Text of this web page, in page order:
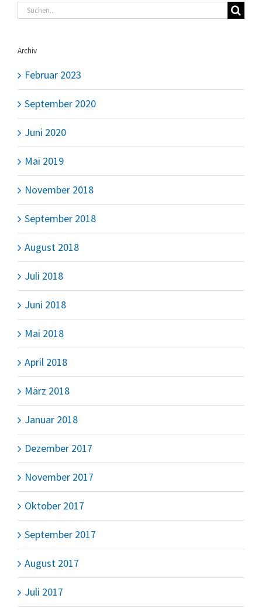
Suche
Archiv
Februar 2023
September 2020
Juni 2020
Mai 2019
November 2018
September 2018
August 2018
Juli 2018
Juni 2018
Mai 2018
April 2018
März 2018
Januar 2018
Dezember 2017
November 2017
Oktober 2017
September 2017
August 2017
Juli 2017